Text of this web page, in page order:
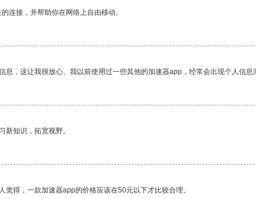
连接，并帮助你在网络上自由移动。
，这让我很放心。我以前使用过一些其他的加速器app，经常会出现个人信息
新知识，拓宽视野。
得，一款加速器app的价格应该在50元以下才比较合理。